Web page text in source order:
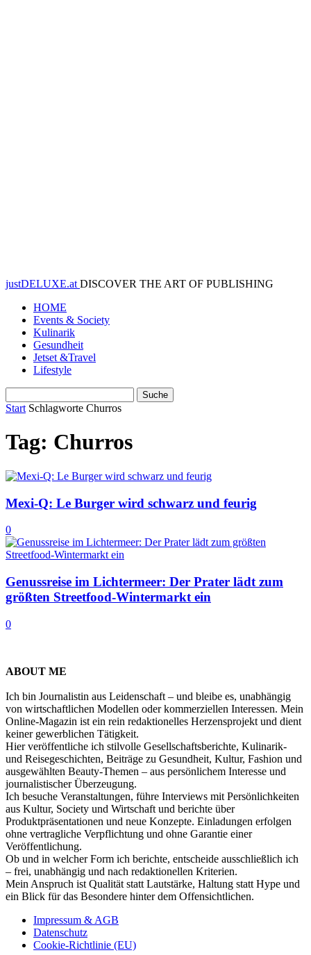
justDELUXE.at DISCOVER THE ART OF PUBLISHING
HOME
Events & Society
Kulinarik
Gesundheit
Jetset &Travel
Lifestyle
Start Schlagworte Churros
Tag: Churros
Mexi-Q: Le Burger wird schwarz und feurig
0
Genussreise im Lichtermeer: Der Prater lädt zum
größten Streetfood-Wintermarkt ein
0
ABOUT ME
Ich bin Journalistin aus Leidenschaft – und bleibe es, unabhängig
von wirtschaftlichen Modellen oder kommerziellen Interessen. Mein
Online-Magazin ist ein rein redaktionelles Herzensprojekt und dient
keiner gewerblichen Tätigkeit.
Hier veröffentliche ich stilvolle Gesellschaftsberichte, Kulinarik-
und Reisegeschichten, Beiträge zu Gesundheit, Kultur, Fashion und
ausgewählten Beauty-Themen – aus persönlichem Interesse und
journalistischer Überzeugung.
Ich besuche Veranstaltungen, führe Interviews mit Persönlichkeiten
aus Kultur, Society und Wirtschaft und berichte über
Produktpräsentationen und neue Konzepte. Einladungen erfolgen
ohne vertragliche Verpflichtung und ohne Garantie einer
Veröffentlichung.
Ob und in welcher Form ich berichte, entscheide ausschließlich ich
– frei, unabhängig und nach redaktionellen Kriterien.
Mein Anspruch ist Qualität statt Lautstärke, Haltung statt Hype und
ein Blick für das Besondere hinter dem Offensichtlichen.
Impressum & AGB
Datenschutz
Cookie-Richtlinie (EU)